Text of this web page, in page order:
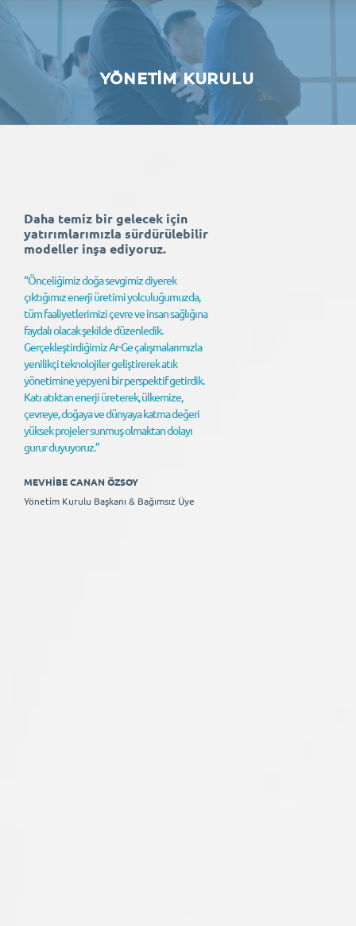
YÖNETİM KURULU
Daha temiz bir gelecek için
yatırımlarımızla sürdürülebilir
modeller inşa ediyoruz.
“Önceliğimiz doğa sevgimiz diyerek
çıktığımız enerji üretimi yolculuğumuzda,
tüm faaliyetlerimizi çevre ve insan sağlığına
faydalı olacak şekilde düzenledik.
Gerçekleştirdiğimiz Ar-Ge çalışmalarımızla
yenilikçi teknolojiler geliştirerek atık
yönetimine yepyeni bir perspektif getirdik.
Katı atıktan enerji üreterek, ülkemize,
çevreye, doğaya ve dünyaya katma değeri
yüksek projeler sunmuş olmaktan dolayı
gurur duyuyoruz.”
MEVHİBE CANAN ÖZSOY
Yönetim Kurulu Başkanı & Bağımsız Üye